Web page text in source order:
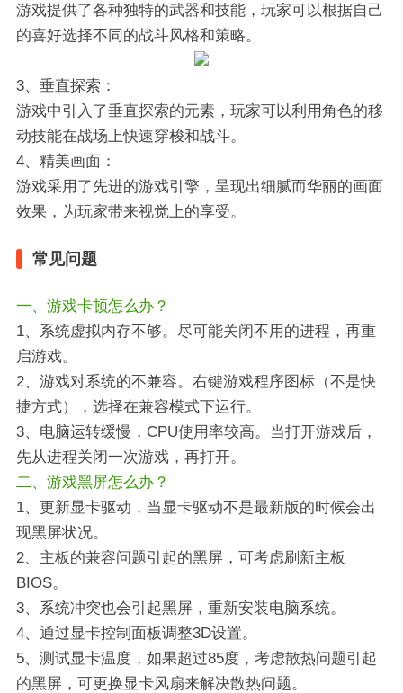
游戏提供了各种独特的武器和技能，玩家可以根据自己
的喜好选择不同的战斗风格和策略。
3、垂直探索 ：
游戏中引入了垂直探索的元素，玩家可以利用角色的移
动技能在战场上快速穿梭和战斗。
4、精美画面：
游戏采用了先进的游戏引擎，呈现出细腻而华丽的画面
效果，为玩家带来视觉上的享受。
常见问题
一、游戏卡顿怎么办？
1、系统虚拟内存不够。尽可能关闭不用的进程，再重
启游戏。
2、游戏对系统的不兼容。右键游戏程序图标（不是快
捷方式），选择在兼容模式下运行。
3、电脑运转缓慢，CPU使用率较高。当打开游戏后，
先从进程关闭一次游戏，再打开。
二、游戏黑屏怎么办？
1、更新显卡驱动，当显卡驱动不是最新版的时候会出
现黑屏状况。
2、主板的兼容问题引起的黑屏，可考虑刷新主板
BIOS。
3、系统冲突也会引起黑屏，重新安装电脑系统。
4、通过显卡控制面板调整3D设置。
5、测试显卡温度，如果超过85度，考虑散热问题引起
的黑屏，可更换显卡风扇来解决散热问题。